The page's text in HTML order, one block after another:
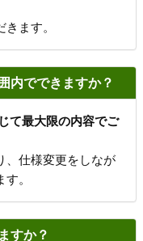
ます。
内でできますか？
て最大限の内容でご
、仕様変更をしなが
。
すか？